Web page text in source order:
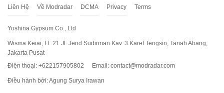
Liên Hệ Về Modradar DCMA Privacy Terms
Yoshina Gypsum Co., Ltd
Wisma Keiai, Lt. 21 Jl. Jend.Sudirman Kav. 3 Karet Tengsin, Tanah Abang,
Jakarta Pusat
Điện thoại: +622157905802
Email: contact@modradar.com
Điều hành bởi: Agung Surya Irawan